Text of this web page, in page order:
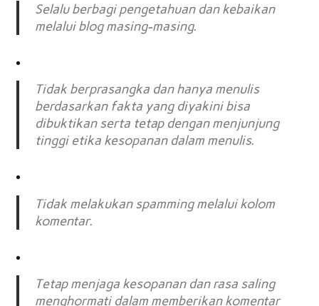
Selalu berbagi pengetahuan dan kebaikan
melalui blog masing-masing.
Tidak berprasangka dan hanya menulis
berdasarkan fakta yang diyakini bisa
dibuktikan serta tetap dengan menjunjung
tinggi etika kesopanan dalam menulis.
Tidak melakukan spamming melalui kolom
komentar.
Tetap menjaga kesopanan dan rasa saling
menghormati dalam memberikan komentar